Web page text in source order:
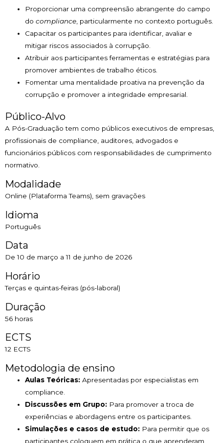
Proporcionar uma compreensão abrangente do campo
docompliance , particularmente no contexto português.
Capacitar os participantes para identificar, avaliar e
mitigar riscos associados à corrupção.
Atribuir aos participantes ferramentas e estratégias para
promover ambientes de trabalho éticos.
Fomentar uma mentalidade proativa na prevenção da
corrupção e promover a integridade empresarial.
Público-Alvo
A Pós-Graduação tem como públicos executivos de empresas,
profissionais de compliance, auditores, advogados e
funcionários públicos com responsabilidades de cumprimento
normativo.
Modalidade
Online (Plataforma Teams), sem gravações
Idioma
Português
Data
De 10 de março a 11 de junho de 2026
Horário
Terças e quintas-feiras (pós-laboral)
Duração
56 horas
ECTS
12 ECTS
Metodologia de ensino
Aulas Teóricas: Apresentadas por especialistas em
compliance.
Discussões em Grupo: Para promover a troca de
experiências e abordagens entre os participantes.
Simulações e casos de estudo: Para permitir que os
participantes coloquem em prática o que aprenderam